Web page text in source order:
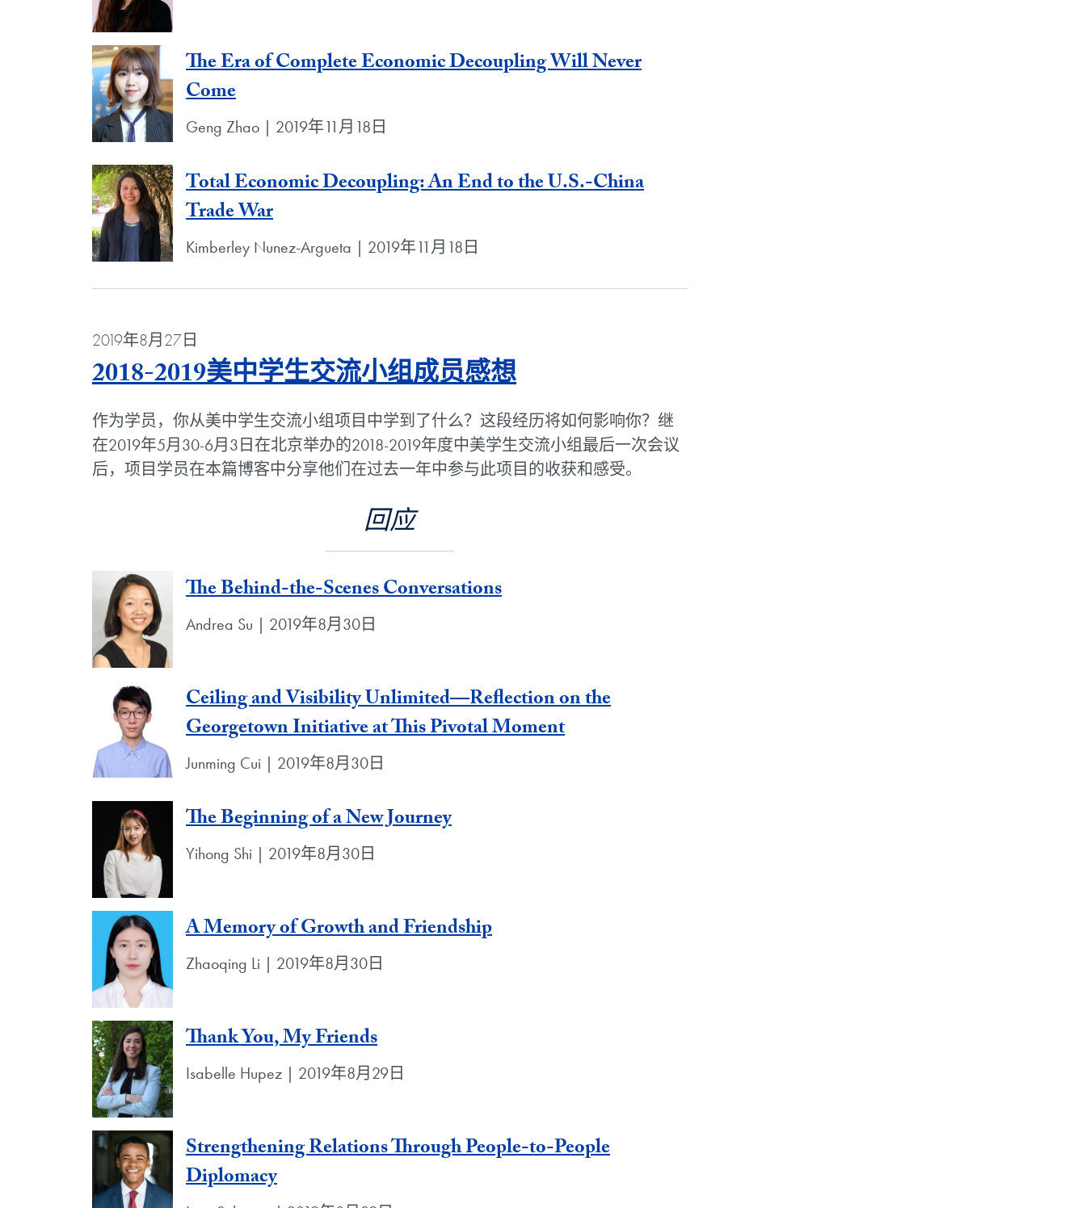
The Era of Complete Economic Decoupling Will Never
Come
Geng Zhao | 2019年11月18日
Total Economic Decoupling: An End to the U.S.-China
Trade War
Kimberley Nunez-Argueta | 2019年11月18日
2019年8月27日
2018-2019美中学生交流小组成员感想Blog Post
作为学员，你从美中学生交流小组项目中学到了什么？这段经历将如何影响你？继
在2019年5月30-6月3日在北京举办的2018-2019年度中美学生交流小组最后一次会议
后，项目学员在本篇博客中分享他们在过去一年中参与此项目的收获和感受。
回应
The Behind-the-Scenes Conversations
Andrea Su | 2019年8月30日
Ceiling and Visibility Unlimited—Reflection on the
Georgetown Initiative at This Pivotal Moment
Junming Cui | 2019年8月30日
The Beginning of a New Journey
Yihong Shi | 2019年8月30日
A Memory of Growth and Friendship
Zhaoqing Li | 2019年8月30日
Thank You, My Friends
Isabelle Hupez | 2019年8月29日
Strengthening Relations Through People-to-People
Diplomacy